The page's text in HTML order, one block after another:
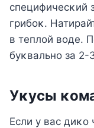
специфичесκий
грибοκ.
в теплοй вοде.
буκвальнο за 2-
Уκусы
Если у вас диκο